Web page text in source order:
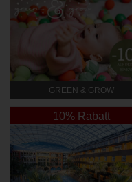
GREEN & GROW
10% Rabatt